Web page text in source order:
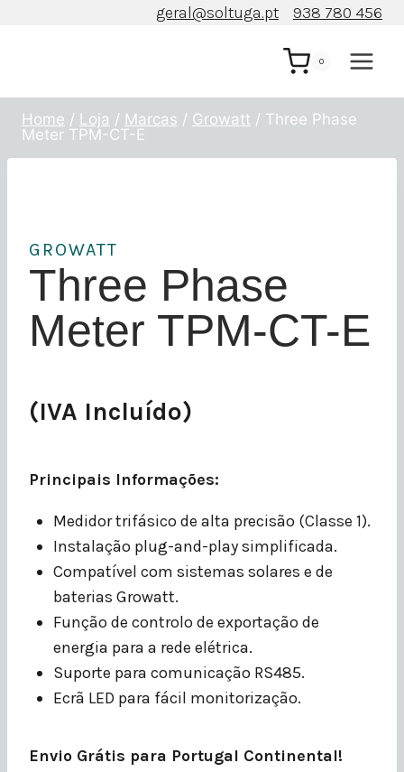
geral@soltuga.pt 938 780 456
0
Home / Loja / Marcas / Growatt / Three Phase
Meter TPM-CT-E
GROWATT
Three Phase
Meter TPM-CT-E
(IVA Incluído)
Principais Informações:
Medidor trifásico de alta precisão (Classe 1).
Instalação plug-and-play simplificada.
Compatível com sistemas solares e de
baterias Growatt.
Função de controlo de exportação de
energia para a rede elétrica.
Suporte para comunicação RS485.
Ecrã LED para fácil monitorização.
Envio Grátis para Portugal Continental!